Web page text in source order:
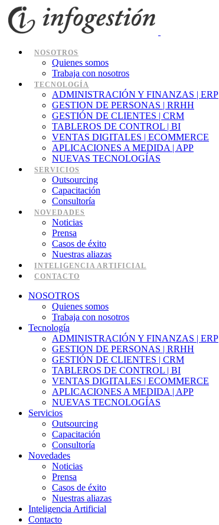
NOSOTROS
Quienes somos
Trabaja con nosotros
TECNOLOGÍA
ADMINISTRACIÓN Y FINANZAS | ERP
GESTION DE PERSONAS | RRHH
GESTIÓN DE CLIENTES | CRM
TABLEROS DE CONTROL | BI
VENTAS DIGITALES | ECOMMERCE
APLICACIONES A MEDIDA | APP
NUEVAS TECNOLOGÍAS
SERVICIOS
Outsourcing
Capacitación
Consultoría
NOVEDADES
Noticias
Prensa
Casos de éxito
Nuestras aliazas
INTELIGENCIA ARTIFICIAL
CONTACTO
NOSOTROS
Quienes somos
Trabaja con nosotros
Tecnología
ADMINISTRACIÓN Y FINANZAS | ERP
GESTION DE PERSONAS | RRHH
GESTIÓN DE CLIENTES | CRM
TABLEROS DE CONTROL | BI
VENTAS DIGITALES | ECOMMERCE
APLICACIONES A MEDIDA | APP
NUEVAS TECNOLOGÍAS
Servicios
Outsourcing
Capacitación
Consultoría
Novedades
Noticias
Prensa
Casos de éxito
Nuestras aliazas
Inteligencia Artificial
Contacto